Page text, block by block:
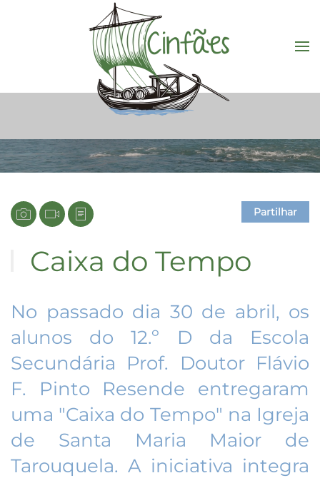
Saltar para o conteúdo principal
Partilhar
Caixa do Tempo
No passado dia 30 de abril, os
alunos do 12.º D da Escola
Secundária Prof. Doutor Flávio
F. Pinto Resende entregaram
uma "Caixa do Tempo" na Igreja
de Santa Maria Maior de
Tarouquela. A iniciativa integra